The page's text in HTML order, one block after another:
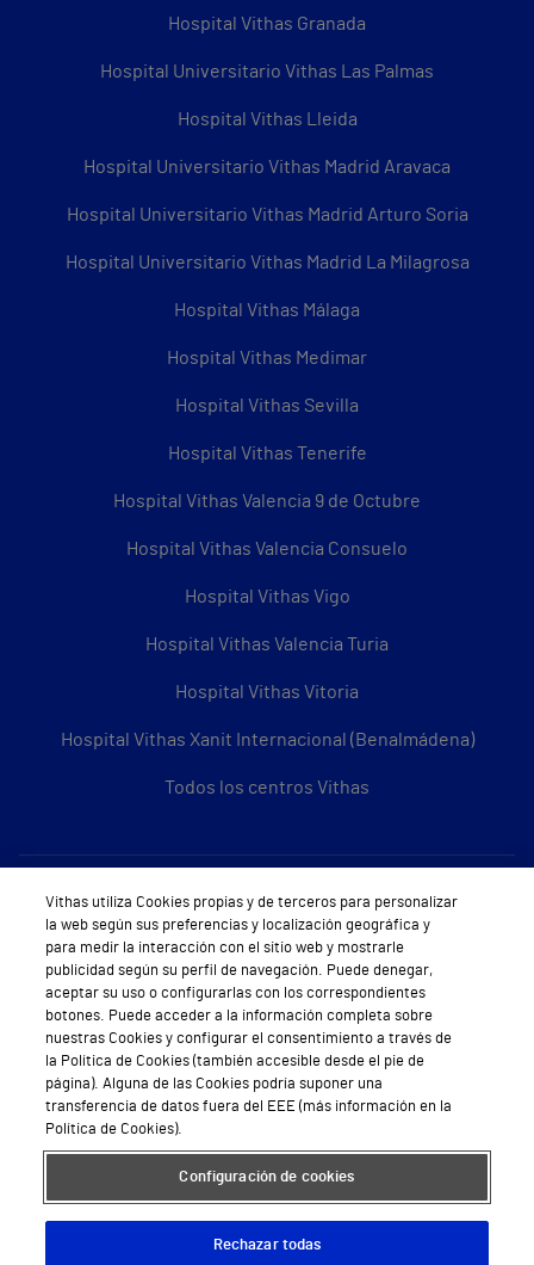
Hospital Vithas Granada
Hospital Universitario Vithas Las Palmas
Hospital Vithas Lleida
Hospital Universitario Vithas Madrid Aravaca
Hospital Universitario Vithas Madrid Arturo Soria
Hospital Universitario Vithas Madrid La Milagrosa
Hospital Vithas Málaga
Hospital Vithas Medimar
Hospital Vithas Sevilla
Hospital Vithas Tenerife
Hospital Vithas Valencia 9 de Octubre
Hospital Vithas Valencia Consuelo
Hospital Vithas Vigo
Hospital Vithas Valencia Turia
Hospital Vithas Vitoria
Hospital Vithas Xanit Internacional (Benalmádena)
Todos los centros Vithas
Sobre Vithas
Quiénes somos
Trabajar en Vithas
Teléfono Cita Médica
Teléfono Atención al Cliente
Política de seguridad y salud en el trabajo
Conoce a Supervita
Vithas utiliza Cookies propias y de terceros para personalizar
la web según sus preferencias y localización geográfica y
para medir la interacción con el sitio web y mostrarle
publicidad según su perfil de navegación. Puede denegar,
aceptar su uso o configurarlas con los correspondientes
botones. Puede acceder a la información completa sobre
nuestras Cookies y configurar el consentimiento a través de
la Política de Cookies (también accesible desde el pie de
página). Alguna de las Cookies podría suponer una
transferencia de datos fuera del EEE (más información en la
Política de Cookies).
Configuración de cookies
Rechazar todas